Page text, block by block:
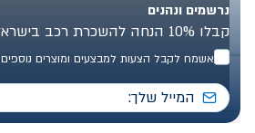
נרשמים ונהנים
קבלו 10% הנחה להשכרת רכב בישראל
אשמח לקבל הצעות למבצעים ומוצרים נוספים